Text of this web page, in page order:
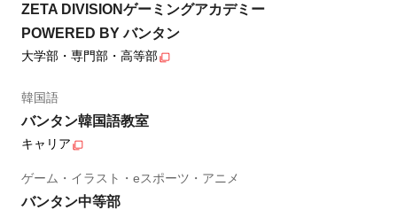
ZETA DIVISIONゲーミングアカデミー
POWERED BY バンタン
大学部・専門部・高等部
韓国語
バンタン韓国語教室
キャリア
ゲーム・イラスト・eスポーツ・アニメ
バンタン中等部